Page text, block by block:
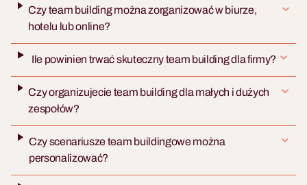
Czy team building można zorganizować w biurze,
hotelu lub online?
Ile powinien trwać skuteczny team building dla firmy?
Czy organizujecie team building dla małych i dużych
zespołów?
Czy scenariusze team buildingowe można
personalizować?